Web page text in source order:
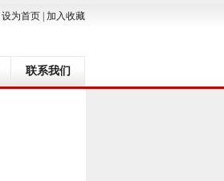
设为首页 加入收藏
联系我们